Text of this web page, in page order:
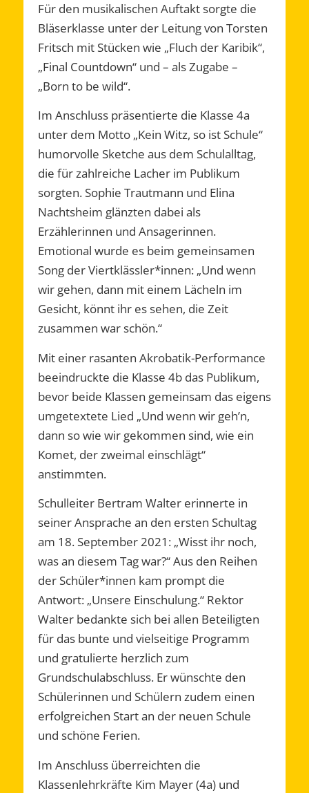
Für den musikalischen Auftakt sorgte die
Bläserklasse unter der Leitung von Torsten
Fritsch mit Stücken wie „Fluch der Karibik“,
„Final Countdown“ und – als Zugabe –
„Born to be wild“.
Im Anschluss präsentierte die Klasse 4a
unter dem Motto „Kein Witz, so ist Schule“
humorvolle Sketche aus dem Schulalltag,
die für zahlreiche Lacher im Publikum
sorgten. Sophie Trautmann und Elina
Nachtsheim glänzten dabei als
Erzählerinnen und Ansagerinnen.
Emotional wurde es beim gemeinsamen
Song der Viertklässler*innen: „Und wenn
wir gehen, dann mit einem Lächeln im
Gesicht, könnt ihr es sehen, die Zeit
zusammen war schön.“
Mit einer rasanten Akrobatik-Performance
beeindruckte die Klasse 4b das Publikum,
bevor beide Klassen gemeinsam das eigens
umgetextete Lied „Und wenn wir geh’n,
dann so wie wir gekommen sind, wie ein
Komet, der zweimal einschlägt“
anstimmten.
Schulleiter Bertram Walter erinnerte in
seiner Ansprache an den ersten Schultag
am 18. September 2021: „Wisst ihr noch,
was an diesem Tag war?“ Aus den Reihen
der Schüler*innen kam prompt die
Antwort: „Unsere Einschulung.“ Rektor
Walter bedankte sich bei allen Beteiligten
für das bunte und vielseitige Programm
und gratulierte herzlich zum
Grundschulabschluss. Er wünschte den
Schülerinnen und Schülern zudem einen
erfolgreichen Start an der neuen Schule
und schöne Ferien.
Im Anschluss überreichten die
Klassenlehrkräfte Kim Mayer (4a) und